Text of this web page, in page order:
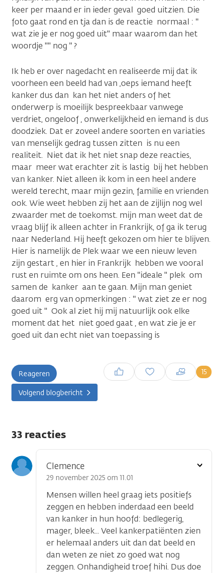
keer per maand er in ieder geval goed uitzien. Die
foto gaat rond en tja dan is de reactie normaal : ''
wat zie je er nog goed uit" maar waarom dan het
woordje "" nog " ?
Ik heb er over nagedacht en realiseerde mij dat ik
voorheen een beeld had van ,oeps iemand heeft
kanker dus dan kan het niet anders of het
onderwerp is moeilijk bespreekbaar vanwege
verdriet, ongeloof , onwerkelijkheid en iemand is dus
doodziek. Dat er zoveel andere soorten en variaties
van menselijk gedrag tussen zitten is nu een
realiteit. Niet dat ik het niet snap deze reacties,
maar meer wat erachter zit is lastig bij het hebben
van kanker. Niet alleen ik kom in een heel andere
wereld terecht, maar mijn gezin, familie en vrienden
ook. Wie weet hebben zij het aan de zijlijn nog wel
zwaarder met de toekomst. mijn man weet dat de
vraag blijf ik alleen achter in Frankrijk, of ga ik terug
naar Nederland. Hij heeft gekozen om hier te blijven.
Hier is namelijk de Plek waar we een nieuw leven
zijn gestart , en hier in Frankrijk hebben we vooral
rust en ruimte om ons heen. Een ''ideale '' plek om
samen de kanker aan te gaan. Mijn man geniet
daarom erg van opmerkingen : '' wat ziet ze er nog
goed uit '' Ook al ziet hij mij natuurlijk ook elke
moment dat het niet goed gaat , en wat zie je er
goed uit dan echt niet van toepassing is
Reageren 15
Inloggen om een reactie te
plaatsen
Volgend blogbericht
33 reacties
Clemence
29 november 2025 om 11.01
Mensen willen heel graag iets positiefs
zeggen en hebben inderdaad een beeld
van kanker in hun hoofd: bedlegerig,
mager, bleek... Veel kankerpatiënten zien
er helemaal anders uit dan dat beeld en
dan weten ze niet zo goed wat nog
zeggen. Onhandigheid troef hihi. Dus doe
Toon